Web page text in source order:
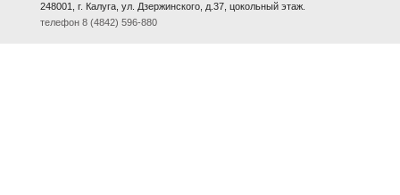
248001, г. Калуга, ул. Дзержинского, д.37, цокольный этаж.
телефон 8 (4842) 596-880